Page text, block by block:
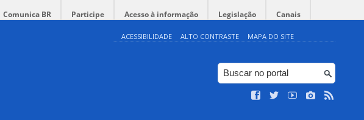
Comunica BR Participe Acesso à informação Legislação Canais
ACESSIBILIDADE ALTO CONTRASTE MAPA DO SITE